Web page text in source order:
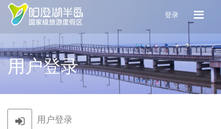
登录
用户登录
用户登录